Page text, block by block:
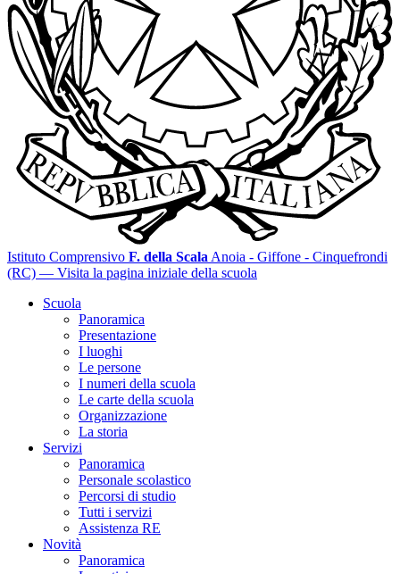
Istituto Comprensivo F. della Scala Anoia - Giffone - Cinquefrondi
(RC) — Visita la pagina iniziale della scuola
Scuola
Panoramica
Presentazione
I luoghi
Le persone
I numeri della scuola
Le carte della scuola
Organizzazione
La storia
Servizi
Panoramica
Personale scolastico
Percorsi di studio
Tutti i servizi
Assistenza RE
Novità
Panoramica